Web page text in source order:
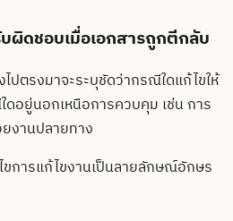
ผิดชอบเมื่อเอกสารถูกตีกลับ
ปตรงมาจะระบุชัดว่ากรณีใดแก้ไขให้
ดอยู่นอกเหนือการควบคุม เช่น การ
งานปลายทาง
ขการแก้ไขงานเป็นลายลักษณ์อักษร